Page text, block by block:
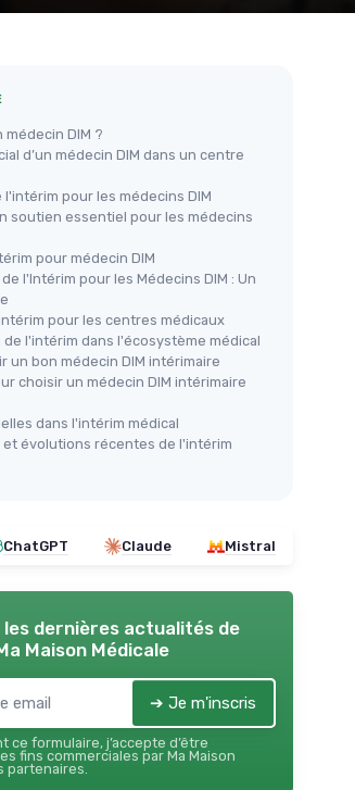
DIM ?
d’un médecin DIM dans un centre
pour les médecins DIM
soutien essentiel pour les médecins
pour médecin DIM
l'Intérim pour les Médecins DIM : Un
pour les centres médicaux
l'intérim dans l'écosystème médical
un bon médecin DIM intérimaire
choisir un médecin DIM intérimaire
dans l'intérim médical
et évolutions récentes de l'intérim
ChatGPT Claude Mistral
les dernières actualités de
Maison Médicale
➔ Je m'inscris
ce formulaire, j’accepte d’être
fins commerciales par Ma Maison
partenaires.